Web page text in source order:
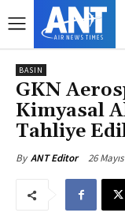
BASIN
GKN
Kimyasal
Tahliye
By ANT Editor 26